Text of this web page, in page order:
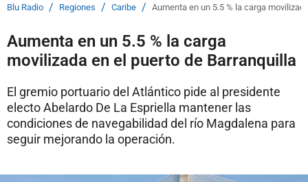
Blu Radio / Regiones / Caribe / Aumenta en un 5.5 % la carga
Aumenta en un 5.5 % la carga
movilizada en el puerto de Barranquilla
El gremio portuario del Atlántico pide al presidente
electo Abelardo De La Espriella mantener las
condiciones de navegabilidad del río Magdalena para
seguir mejorando la operación.